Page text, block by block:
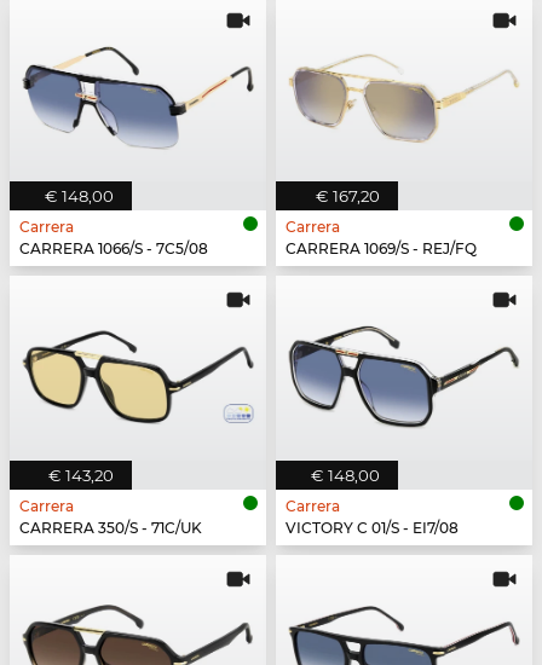
€ 148,00
Carrera
CARRERA 1066/S - 7C5/08
€ 167,20
Carrera
CARRERA 1069/S - REJ/FQ
€ 143,20
Carrera
CARRERA 350/S - 71C/UK
€ 148,00
Carrera
VICTORY C 01/S - EI7/08